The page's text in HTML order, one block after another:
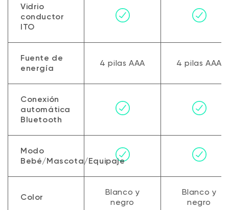
Vidrio
conductor
ITO
Fuente de
energía
4 pilas AAA 4 pilas AAA
Conexión
automática
Bluetooth
Modo
Bebé/Mascota/Equipaje
Color
Blanco y
negro
Blanco y
negro